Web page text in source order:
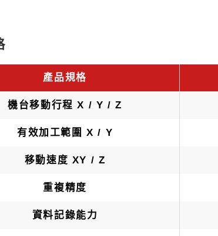
產品規格
機台移動行程 X / Y / Z
有效加工範圍 X / Y
移動速度 XY / Z
重複精度
資料記錄能力